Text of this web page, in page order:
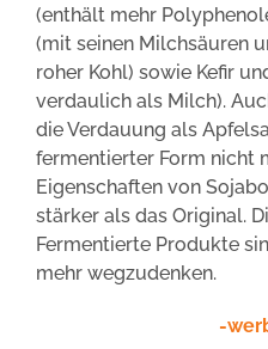
(enthält mehr
(mit seinen Milchsäuren
roher Kohl) sowie Kefir
verdaulich als Milch).
die Verdauung als
fermentierter Form nicht
Eigenschaften von
stärker als das Original.
Fermentierte Produkte
mehr wegzudenken.
-